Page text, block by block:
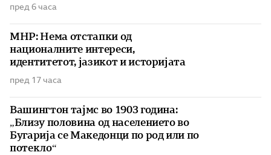
пред 6 часа
МНР: Нема отстапки од
националните интереси,
идентитетот, јазикот и историјата
пред 17 часа
Вашингтон тајмс во 1903 година:
„Близу половина од населението во
Бугарија се Македонци по род или по
потекло“